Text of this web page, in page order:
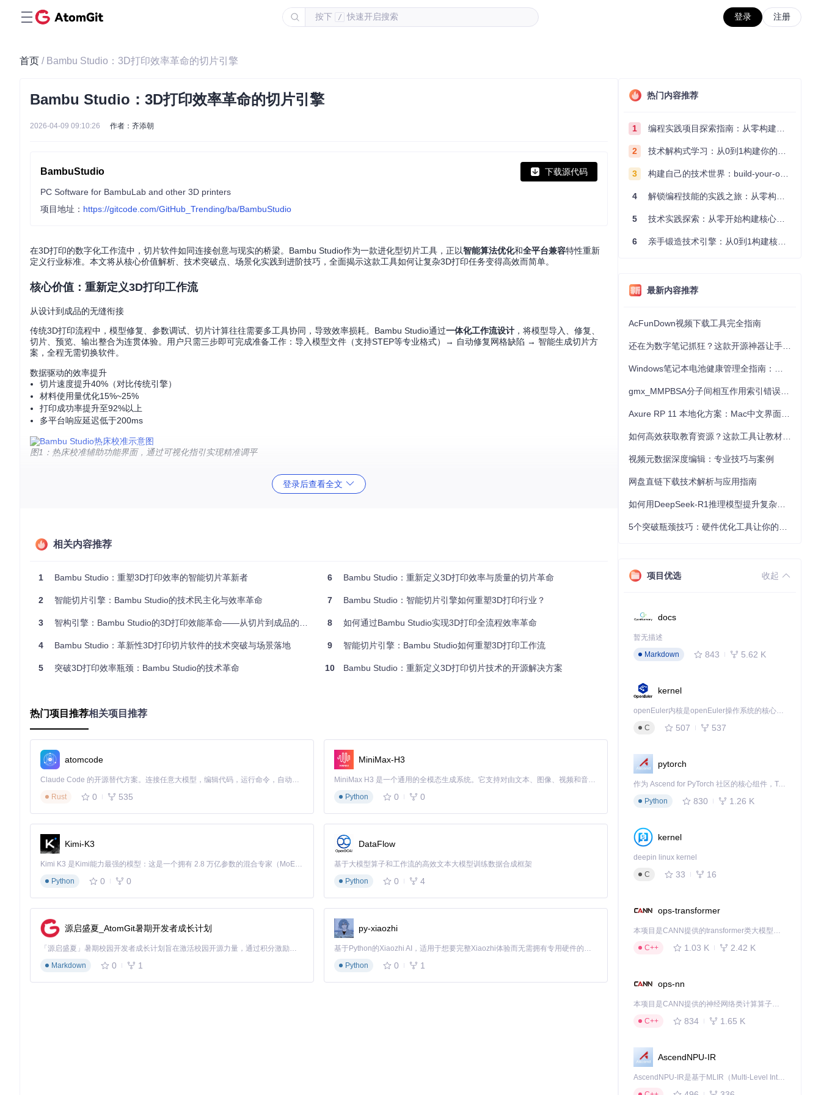
按下 / 快速开启搜索 登录 注册
首页 / Bambu Studio：3D打印效率革命的切片引擎
Bambu Studio：3D打印效率革命的切片引擎
2026-04-09 09:10:26 作者：齐添朝
BambuStudio 下载源代码
PC Software for BambuLab and other 3D printers
项目地址： https://gitcode.com/GitHub_Trending/ba/BambuStudio
在3D打印的数字化工作流中，切片软件如同连接创意与现实的桥梁。Bambu Studio作为一款进化型切片工具，正以智能算法优化和全平台兼容特性重新
定义行业标准。本文将从核心价值解析、技术突破点、场景化实践到进阶技巧，全面揭示这款工具如何让复杂3D打印任务变得高效而简单。
核心价值：重新定义3D打印工作流
从设计到成品的无缝衔接
传统3D打印流程中，模型修复、参数调试、切片计算往往需要多工具协同，导致效率损耗。Bambu Studio通过一体化工作流设计 ，将模型导入、修复、
切片、预览、输出整合为连贯体验。用户只需三步即可完成准备工作：导入模型文件（支持STEP等专业格式）→ 自动修复网格缺陷 → 智能生成切片方
案，全程无需切换软件。
数据驱动的效率提升
切片速度提升40%（对比传统引擎）
材料使用量优化15%~25%
打印成功率提升至92%以上
多平台响应延迟低于200ms
图1：热床校准辅助功能界面，通过可视化指引实现精准调平
0%。
针对悬垂结构打印难题，软件内置混合支撑体系：
树状支撑：减少材料消耗60%，拆除难度降低75%
网格支撑：提高大跨度结构稳定性，成功率提升至98%
自定义支撑：允许用户手动调整支撑密度与接触面积
术使多材料打印的准备时间缩短50%，材料浪费减少35%。
场景实践：四大应用领域解决方案
教育场景：零基础教学工具包
模型库集成：内置100+教学模型，涵盖几何形状到机械结构
参数锁定功能：教师可预设安全打印参数，防止误操作
产品设计：快速原型验证
设计师可利用实时切片预览功能，在调整参数时即时查看效果。针对电子产品外壳等精密零件，软件的公差补偿系统能自动调整尺寸，确保打印件与电子
元件完美配合，原型验证周期缩短40%。
制造业：小批量定制生产
批量排版优化：自动排列多个零件，空间利用率提升25%
质量追溯系统：记录每批次打印参数，便于工艺优化
变化，丰富作品细节表现力。
进阶指南：释放全部潜力的实用技巧
网格修复自动化：启用"智能修复"功能，自动处理非流形边、孔洞等常见问题
登录后查看全文
相关内容推荐
1 Bambu Studio：重塑3D打印效率的智能切片革新者
2 智能切片引擎：Bambu Studio的技术民主化与效率革命
3 智构引擎：Bambu Studio的3D打印效能革命——从切片到成品的全链路优化
4 Bambu Studio：革新性3D打印切片软件的技术突破与场景落地
5 突破3D打印效率瓶颈：Bambu Studio的技术革命
6 Bambu Studio：重新定义3D打印效率与质量的切片革命
7 Bambu Studio：智能切片引擎如何重塑3D打印行业？
8 如何通过Bambu Studio实现3D打印全流程效率革命
9 智能切片引擎：Bambu Studio如何重塑3D打印工作流
10 Bambu Studio：重新定义3D打印切片技术的开源解决方案
热门项目推荐相关项目推荐
atomcode
Claude Code 的开源替代方案。连接任意大模型，编辑代码，运行命令，自动验证 — 全自动执行。用 Rust 构建，极致性能。 ｜ An open-source alternative to Claude Code. Connect any LLM, edit code, run commands, and verify changes — autonomously. Built in Rust for speed. Get Started
Rust
0 535
MiniMax-H3
MiniMax H3 是一个通用的全模态生成系统。它支持对由文本、图像、视频和音频组成的多模态上下文进行统一理解，并能生成分辨率高达 2K、时长可达 15 秒的带原生立体声音频的视频。得益于面向任务泛化的系统设计，H3 在预训练阶段就已具备广泛的多模态上下文理解与生成能力，能够出色地执行复杂的多模态指令。
Python
0 0
Kimi-K3
Kimi K3 是Kimi能力最强的模型：这是一个拥有 2.8 万亿参数的混合专家（MoE）模型，具备原生视觉理解能力，并支持 100 万 token 的上下文窗口。
Python
0 0
DataFlow
基于大模型算子和工作流的高效文本大模型训练数据合成框架
Python
0 4
源启盛夏_AtomGit暑期开发者成长计划
「源启盛夏」暑期校园开发者成长计划旨在激活校园开源力量，通过积分激励、认证扶持、资源倾斜等形式，引导高校组织和开发者完成「入驻 — 建项目 — 做贡献 — 获认证 — 得资源」的完整闭环。无论你是想带领社团入驻平台的组织者，还是希望用代码贡献证明自己的开发者，都能在这里找到属于你的成长路径。
Markdown
0 1
py-xiaozhi
基于Python的Xiaozhi AI，适用于想要完整Xiaozhi体验而无需拥有专用硬件的用户。
Python
0 1
热门内容推荐
1 编程实践项目探索指南：从零构建技术能力体系
2 技术解构式学习：从0到1构建你的编程知识体系
3 构建自己的技术世界：build-your-own-x项目的实践探索指南
4 解锁编程技能的实践之旅：从零构建你的技术世界
5 技术实践探索：从零开始构建核心系统的实践指南
6 亲手锻造技术引擎：从0到1构建核心系统的实践指南
最新内容推荐
AcFunDown视频下载工具完全指南
视频元数据深度编辑：专业技巧与案例
网盘直链下载技术解析与应用指南
项目优选 收起
docs
暂无描述
Markdown
843 5.62 K
kernel
openEuler内核是openEuler操作系统的核心，既是系统性能与稳定性的基石，也是连接处理器、设备与服务的桥梁。
C
507 537
pytorch
作为 Ascend for PyTorch 社区的核心组件，TorchNPU 是昇腾专为 PyTorch 打造的深度学习适配插件，使 PyTorch 框架能够直接调用昇腾 NPU，为开发者提供昇腾 AI 处理器的超强算力。
Python
830 1.26 K
kernel
deepin linux kernel
C
33 16
ops-transformer
本项目是CANN提供的transformer类大模型算子库，实现网络在NPU上加速计算。
C++
1.03 K 2.42 K
ops-nn
本项目是CANN提供的神经网络类计算算子库，实现网络在NPU上加速计算。
C++
834 1.65 K
AscendNPU-IR
AscendNPU-IR是基于MLIR（Multi-Level Intermediate Representation）构建的，面向昇腾亲和算子编译时使用的中间表示，提供昇腾完备表达能力，通过编译优化提升昇腾AI处理器计算效率，支持通过生态框架使能昇腾AI处理器与深度调优